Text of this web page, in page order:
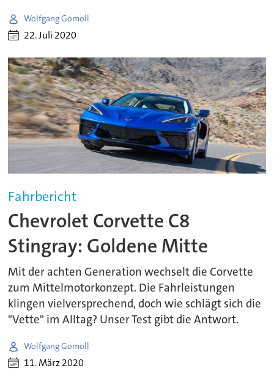
Wolfgang Gomoll
22. Juli 2020
Fahrbericht
Chevrolet Corvette C8
Stingray: Goldene Mitte
Mit der achten Generation wechselt die Corvette
zum Mittelmotorkonzept. Die Fahrleistungen
klingen vielversprechend, doch wie schlägt sich die
"Vette" im Alltag? Unser Test gibt die Antwort.
Wolfgang Gomoll
11. März 2020